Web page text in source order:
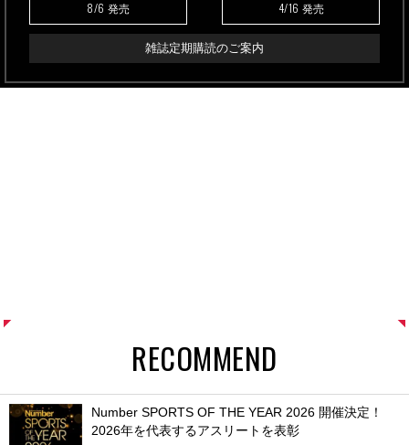
8/6 発売 4/16 発売
雑誌定期購読のご案内
RECOMMEND
Number SPORTS OF THE YEAR 2026 開催決定！
2026年を代表するアスリートを表彰